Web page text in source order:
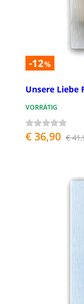
-12%
Unsere Liebe
VORRÄTIG
€ 36,90 €